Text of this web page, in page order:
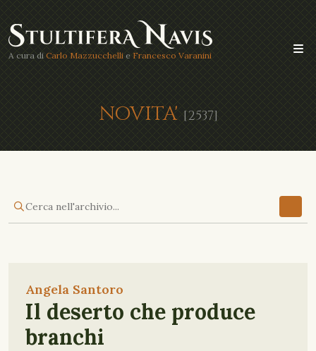
A cura di Carlo Mazzucchelli e Francesco Varanini
NOVITA' [2537]
Angela Santoro
Il deserto che produce
branchi